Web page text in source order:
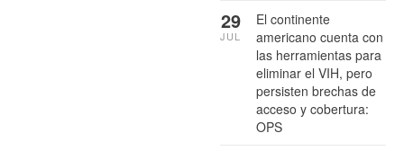
El continente
americano cuenta con
las herramientas para
eliminar el VIH, pero
persisten brechas de
acceso y cobertura:
OPS
29
JUL